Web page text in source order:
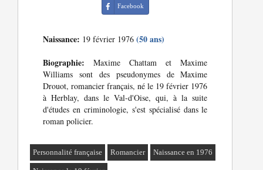
Facebook
Naissance: 19 février 1976(50 ans)
Biographie: Maxime Chattam et Maxime
Williams sont des pseudonymes de Maxime
Drouot, romancier français, né le 19 février 1976
à Herblay, dans le Val-d'Oise, qui, à la suite
d'études en criminologie, s'est spécialisé dans le
roman policier.
Personnalité française Romancier Naissance en 1976